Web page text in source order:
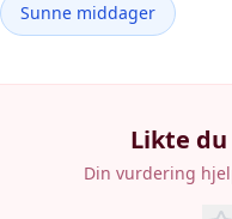
Sunne middager
Likte
Din vurdering